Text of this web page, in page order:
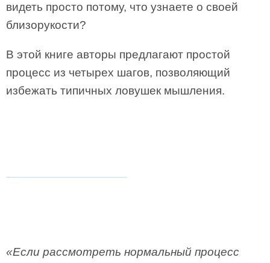
видеть просто потому, что узнаете о своей
близорукости?
В этой книге авторы предлагают простой
процесс из четырех шагов, позволяющий
избежать типичных ловушек мышления.
«Если рассмотреть нормальный процесс